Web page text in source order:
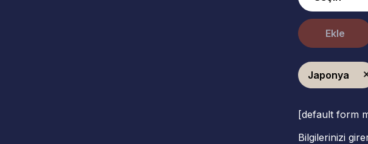
Ekle
Japonya
[default form
Bilgilerinizi